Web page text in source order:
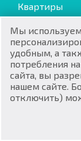
$
₽
₴
zł
Квартиры
Апартаменты
Дома / Виллы
Коттеджи /
Вторичная
От
Мы
удобным, а
потребления
сайта, вы
нашем сайте.
отключить)